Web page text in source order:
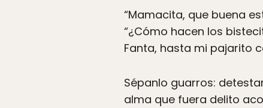
“Mamacita, que buena
“¿Cómo hacen los
Fanta, hasta mi pajarito
Sépanlo guarros:
alma que fuera delito